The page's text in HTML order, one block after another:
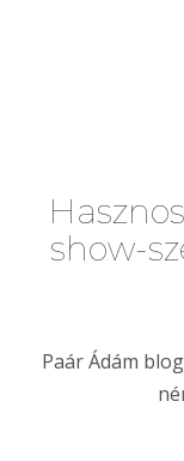
show-
Paár Ádám